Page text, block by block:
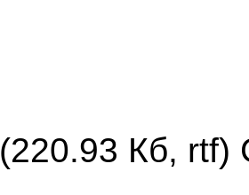
(220.93 Кб, rtf)